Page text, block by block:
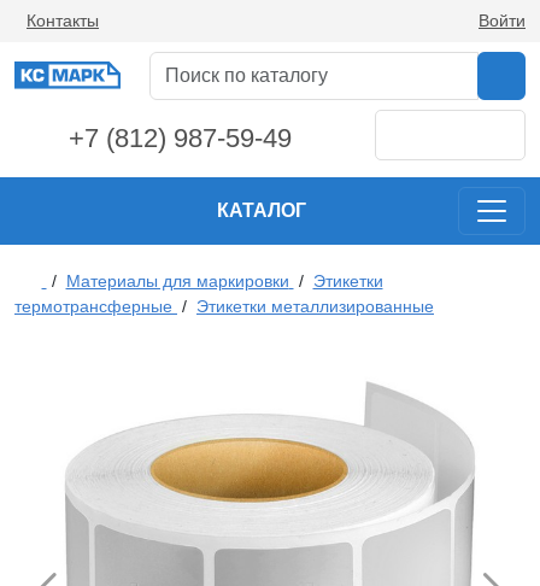
Контакты Войти
+7 (812) 987-59-49
КАТАЛОГ
/ Материалы для маркировки / Этикетки
термотрансферные / Этикетки металлизированные